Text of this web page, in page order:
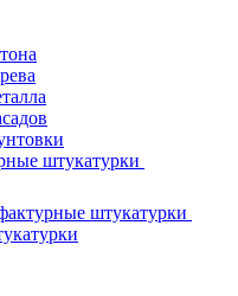
штукатурки
штукатурки